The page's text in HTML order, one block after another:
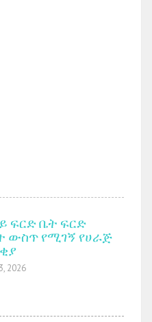
ፍርድ ቤት ፍርድ
ውስጥ የሚገኝ የሀራጅ
2026